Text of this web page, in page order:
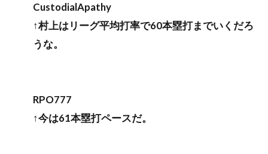
CustodialApathy
↑村上はリーグ平均打率で60本塁打までいくだろ
うな。
RPO777
↑今は61本塁打ペースだ。